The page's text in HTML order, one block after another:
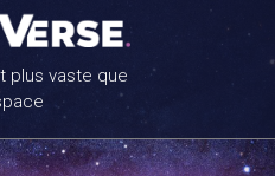
plus vaste que